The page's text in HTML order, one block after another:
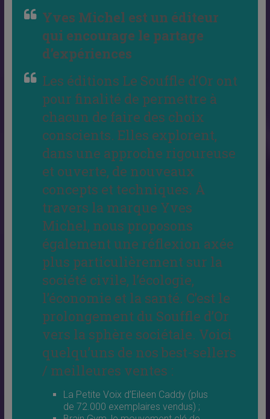
Yves Michel est un éditeur
qui encourage le partage
d’expériences
Les éditions Le Souffle d’Or ont
pour finalité de permettre à
chacun de faire des choix
conscients. Elles explorent,
dans une approche rigoureuse
et ouverte, de nouveaux
concepts et techniques. À
travers la marque Yves
Michel, nous proposons
également une réflexion axée
plus particulièrement sur la
société civile, l’écologie,
l’économie et la santé. C’est le
prolongement du Souffle d’Or
vers la sphère sociétale. Voici
quelqu’uns de nos best-sellers
/ meilleures ventes :
La Petite Voix d’Eileen Caddy (plus
de 72.000 exemplaires vendus) ;